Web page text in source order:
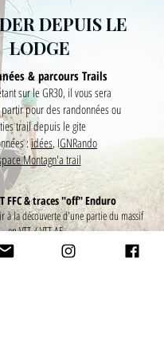
DEPUIS LE
LODGE
& parcours Trails
sur le GR30, il vous sera
pour des randonnées ou
trail depuis le gite
:idées, IGNRando
Montagn'a trail
FFC & traces "off" Enduro
à la découverte d'une partie du massif
en VTT / VTT AE...
L'espace VTT FFC
(par des locaux pour des locaux)